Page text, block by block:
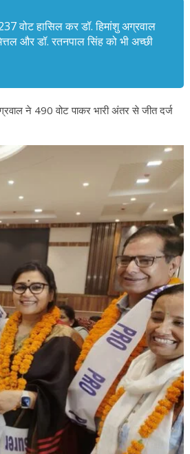
वोट हासिल कर डॉ. हिमांशु अग्रवाल
और डॉ. रतनपाल सिंह को भी अच्छी
ने 490 वोट पाकर भारी अंतर से जीत दर्ज